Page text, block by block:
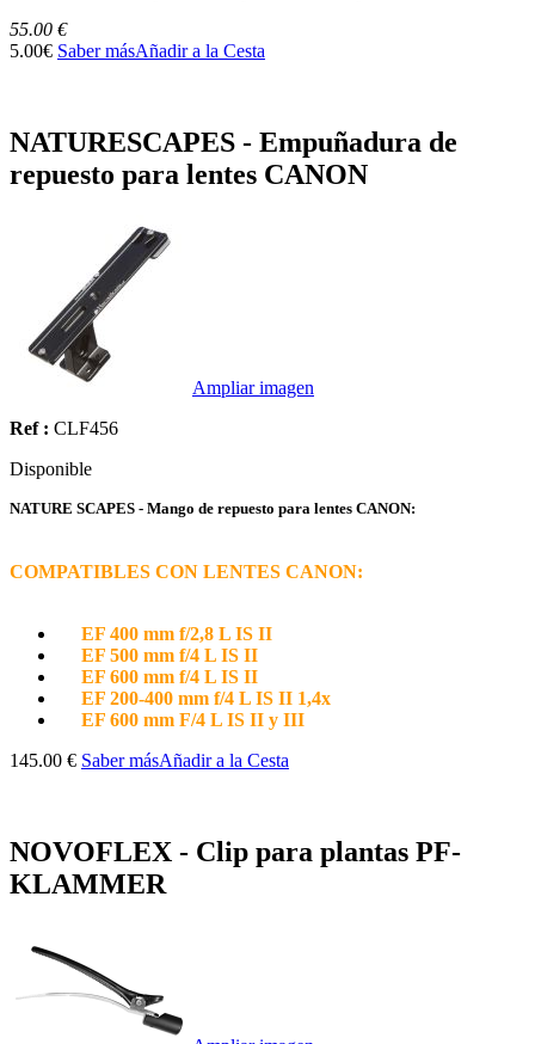
55.00 €
5.00€ Saber másAñadir a la Cesta
NATURESCAPES - Empuñadura de
repuesto para lentes CANON
Ampliar imagen
Ref : CLF456
Disponible
NATURE SCAPES - Mango de repuesto para lentes CANON:
COMPATIBLES CON LENTES CANON:
EF 400 mm f/2,8 L IS II
EF 500 mm f/4 L IS II
EF 600 mm f/4 L IS II
EF 200-400 mm f/4 L IS II 1,4x
EF 600 mm F/4 L IS II y III
145.00 € Saber másAñadir a la Cesta
NOVOFLEX - Clip para plantas PF-
KLAMMER